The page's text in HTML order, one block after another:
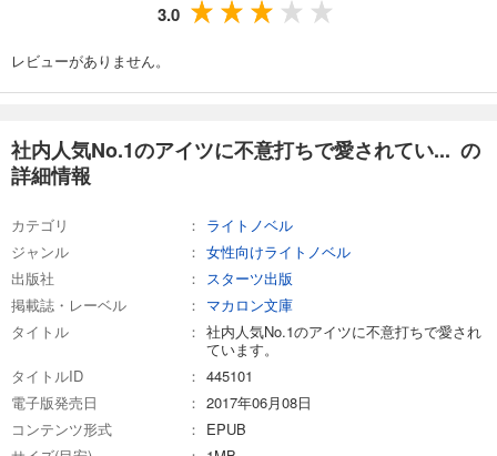
3.0
レビューがありません。
社内人気No.1のアイツに不意打ちで愛されてい... の
詳細情報
カテゴリ
ライトノベル
ジャンル
女性向けライトノベル
出版社
スターツ出版
掲載誌・レーベル
マカロン文庫
タイトル
社内人気No.1のアイツに不意打ちで愛され
ています。
タイトルID
445101
電子版発売日
2017年06月08日
コンテンツ形式
EPUB